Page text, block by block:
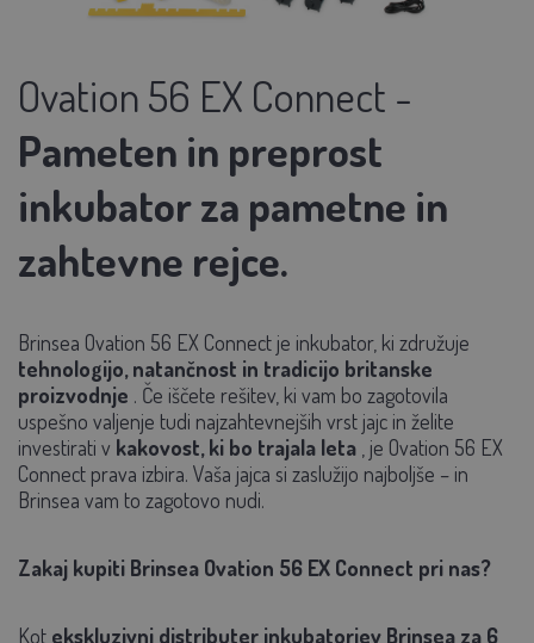
Ovation 56 EX Connect -
Pameten in preprost
inkubator za pametne in
zahtevne rejce.
Brinsea Ovation 56 EX Connect je inkubator, ki združuje
tehnologijo, natančnost in tradicijo britanske
proizvodnje . Če iščete rešitev, ki vam bo zagotovila
uspešno valjenje tudi najzahtevnejših vrst jajc in želite
investirati v kakovost, ki bo trajala leta je Ovation 56 EX
Connect prava izbira. Vaša jajca si zaslužijo najboljše – in
Brinsea vam to zagotovo nudi.
Zakaj kupiti Brinsea Ovation 56 EX Connect pri nas?
Kot ekskluzivni distributer inkubatorjev Brinsea za 6